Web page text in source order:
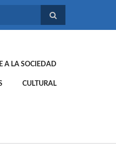
A LA SOCIEDAD
CULTURAL